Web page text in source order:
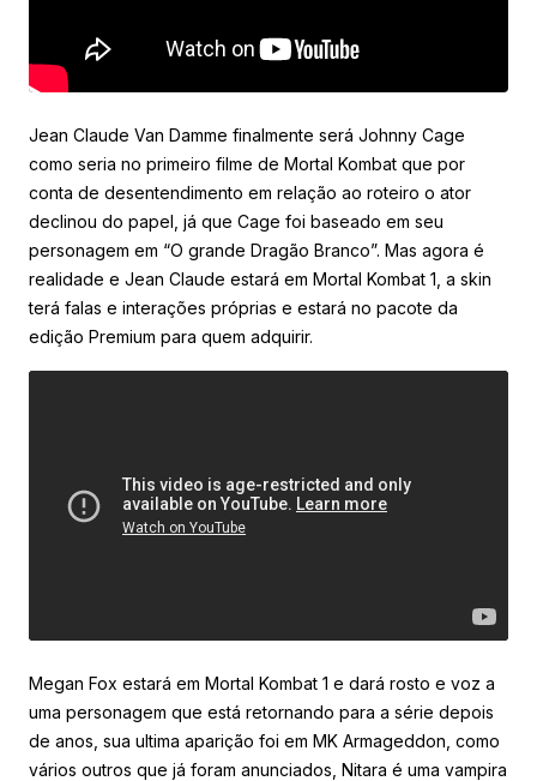
Jean Claude Van Damme finalmente será Johnny Cage
como seria no primeiro filme de Mortal Kombat que por
conta de desentendimento em relação ao roteiro o ator
declinou do papel, já que Cage foi baseado em seu
personagem em “O grande Dragão Branco”. Mas agora é
realidade e Jean Claude estará em Mortal Kombat 1, a skin
terá falas e interações próprias e estará no pacote da
edição Premium para quem adquirir.
Megan Fox estará em Mortal Kombat 1 e dará rosto e voz a
uma personagem que está retornando para a série depois
de anos, sua ultima aparição foi em MK Armageddon, como
vários outros que já foram anunciados, Nitara é uma vampira